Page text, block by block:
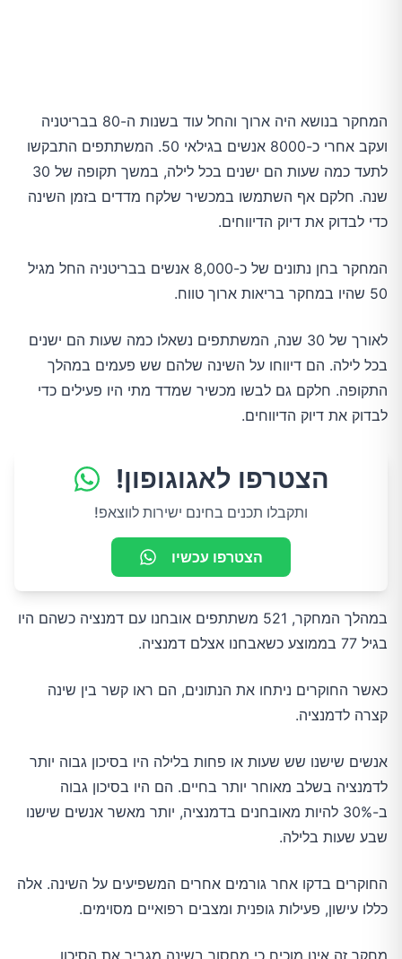
המחקר בנושא היה ארוך והחל עוד בשנות ה-80 בבריטניה
ועקב אחרי כ-8000 אנשים בגילאי 50. המשתתפים התבקשו
לתעד כמה שעות הם ישנים בכל לילה, במשך תקופה של 30
שנה. חלקם אף השתמשו במכשיר שלקח מדדים בזמן השינה
כדי לבדוק את דיוק הדיווחים.
המחקר בחן נתונים של כ-8,000 אנשים בבריטניה החל מגיל
50 שהיו במחקר בריאות ארוך טווח.
לאורך של 30 שנה, המשתתפים נשאלו כמה שעות הם ישנים
בכל לילה. הם דיווחו על השינה שלהם שש פעמים במהלך
התקופה. חלקם גם לבשו מכשיר שמדד מתי היו פעילים כדי
לבדוק את דיוק הדיווחים.
הצטרפו לאגוגופון!
ותקבלו תכנים בחינם ישירות לווצאפ!
הצטרפו עכשיו
במהלך המחקר, 521 משתתפים אובחנו עם דמנציה כשהם היו
בגיל 77 בממוצע כשאבחנו אצלם דמנציה.
כאשר החוקרים ניתחו את הנתונים, הם ראו קשר בין שינה
קצרה לדמנציה.
אנשים שישנו שש שעות או פחות בלילה היו בסיכון גבוה יותר
לדמנציה בשלב מאוחר יותר בחיים. הם היו בסיכון גבוה
ב-30% להיות מאובחנים בדמנציה, יותר מאשר אנשים שישנו
שבע שעות בלילה.
החוקרים בדקו אחר גורמים אחרים המשפיעים על השינה. אלה
כללו עישון, פעילות גופנית ומצבים רפואיים מסוימים.
מחקר זה אינו מוכיח כי מחסור בשינה מגביר את הסיכון